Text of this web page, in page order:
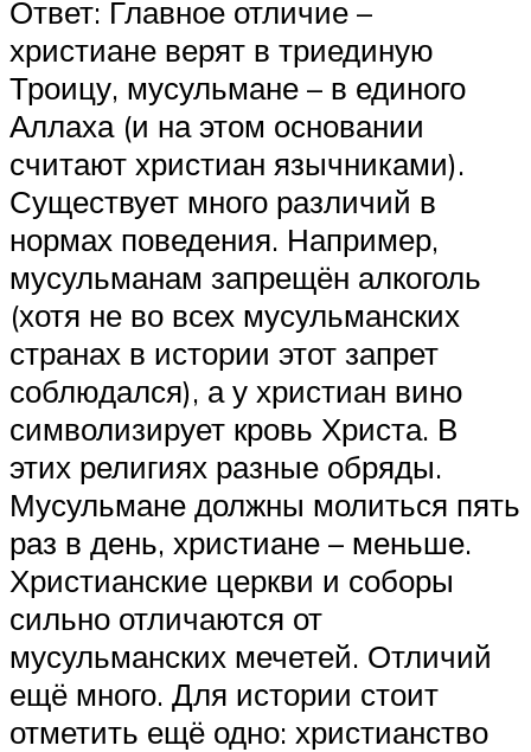
Ответ: Главное отличие –
христиане верят в триединую
Троицу, мусульмане – в единого
Аллаха (и на этом основании
считают христиан язычниками).
Существует много различий в
нормах поведения. Например,
мусульманам запрещён алкоголь
(хотя не во всех мусульманских
странах в истории этот запрет
соблюдался), а у христиан вино
символизирует кровь Христа. В
этих религиях разные обряды.
Мусульмане должны молиться пять
раз в день, христиане – меньше.
Христианские церкви и соборы
сильно отличаются от
мусульманских мечетей. Отличий
ещё много. Для истории стоит
отметить ещё одно: христианство